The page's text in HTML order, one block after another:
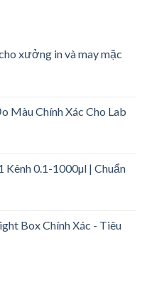
xưởng in và may mặc
Màu Chính Xác Cho Lab
0.1-1000µl | Chuẩn
Box Chính Xác - Tiêu